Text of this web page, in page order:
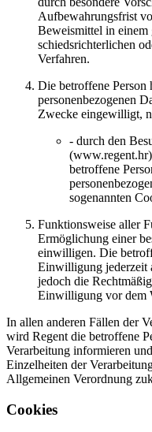
Aufbewahrungsfrist
Beweismittel in einem
schiedsrichterlichen
Verfahren.
Die betroffene Person
personenbezogenen
Zwecke eingewilligt,
- durch den
betroffene
sogenannten
Funktionsweise aller
Ermöglichung einer
einwilligen. Die
Einwilligung jederzeit
jedoch die
Einwilligung vor dem
In allen anderen Fällen der
wird Regent die betroffene
Verarbeitung informieren
Einzelheiten der
Allgemeinen Verordnung
Cookies